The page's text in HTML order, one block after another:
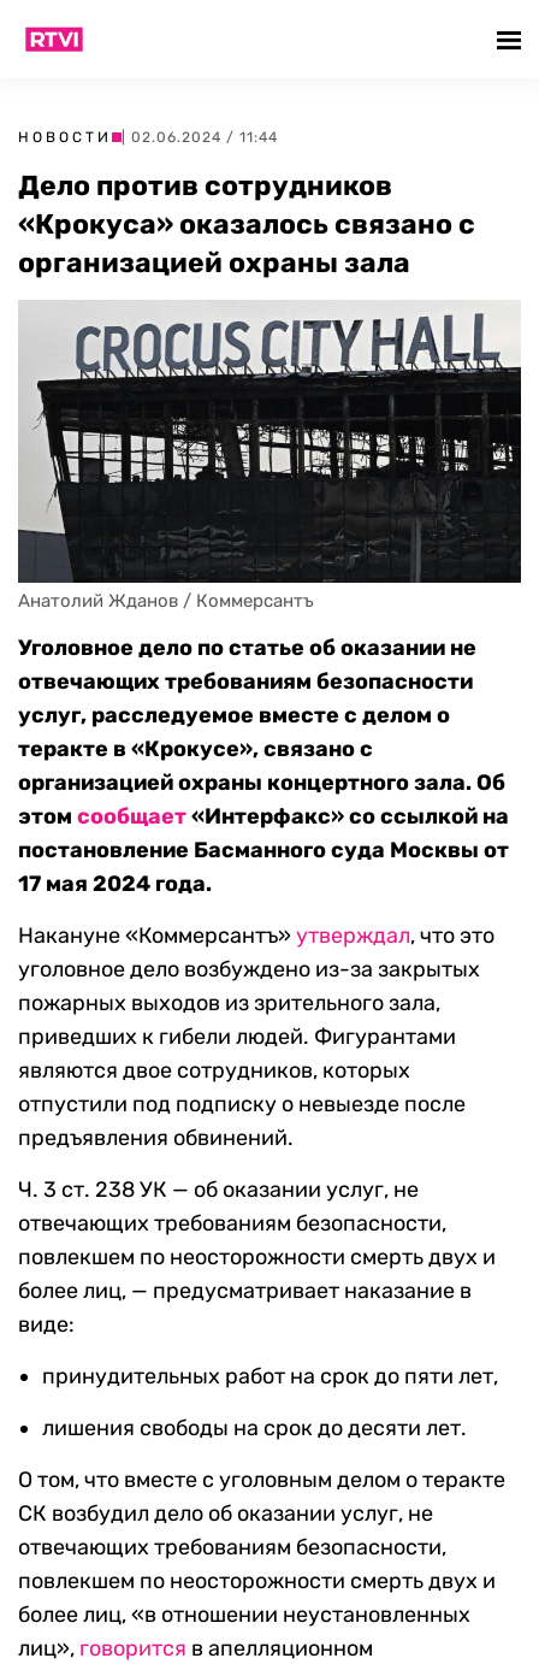
НОВОСТИ | 02.06.2024 / 11:44
Дело против сотрудников
«Крокуса» оказалось связано с
организацией охраны зала
Анатолий Жданов / Коммерсантъ
Уголовное дело по статье об оказании не
отвечающих требованиям безопасности
услуг, расследуемое вместе с делом о
теракте в «Крокусе», связано с
организацией охраны концертного зала. Об
этом сообщает«Интерфакс» со ссылкой на
постановление Басманного суда Москвы от
17 мая 2024 года.
Накануне «Коммерсантъ»утверждал, что это
уголовное дело возбуждено из-за закрытых
пожарных выходов из зрительного зала,
приведших к гибели людей. Фигурантами
являются двое сотрудников, которых
отпустили под подписку о невыезде после
предъявления обвинений.
Ч. 3 ст. 238 УК — об оказании услуг, не
отвечающих требованиям безопасности,
повлекшем по неосторожности смерть двух и
более лиц, — предусматривает наказание в
виде:
принудительных работ на срок до пяти лет,
лишения свободы на срок до десяти лет.
О том, что вместе с уголовным делом о теракте
СК возбудил дело об оказании услуг, не
отвечающих требованиям безопасности,
повлекшем по неосторожности смерть двух и
более лиц, «в отношении неустановленных
лиц», говорится в апелляционном